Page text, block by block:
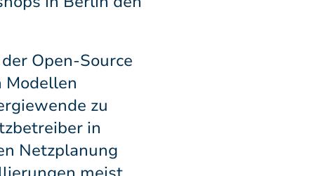
Open-Source
Modellen
zu
in
Netzplanung